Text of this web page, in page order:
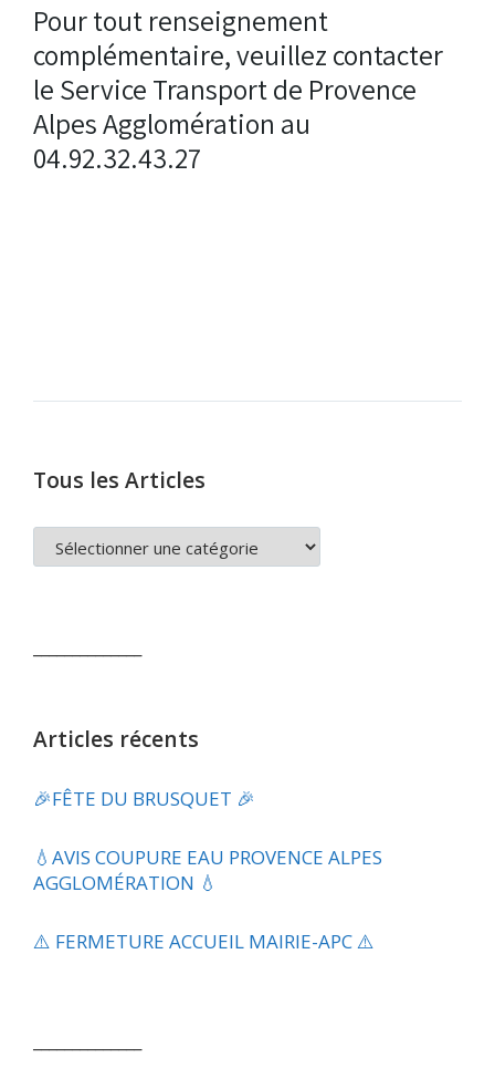
Pour tout renseignement
complémentaire, veuillez contacter
le Service Transport de Provence
Alpes Agglomération au
04.92.32.43.27
Tous les Articles
TOUS
LES
Articles récents
🎉FÊTE DU BRUSQUET 🎉
💧​AVIS COUPURE EAU PROVENCE ALPES
AGGLOMÉRATION 💧
⚠️ FERMETURE ACCUEIL MAIRIE-APC ⚠️